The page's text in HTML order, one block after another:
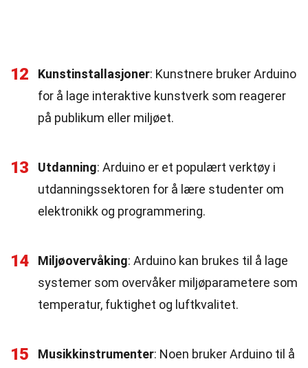
12 Kunstinstallasjoner: Kunstnere bruker Arduino
for å lage interaktive kunstverk som reagerer
på publikum eller miljøet.
13 Utdanning: Arduino er et populært verktøy i
utdanningssektoren for å lære studenter om
elektronikk og programmering.
14 Miljøovervåking: Arduino kan brukes til å lage
systemer som overvåker miljøparametere som
temperatur, fuktighet og luftkvalitet.
15 Musikkinstrumenter: Noen bruker Arduino til å